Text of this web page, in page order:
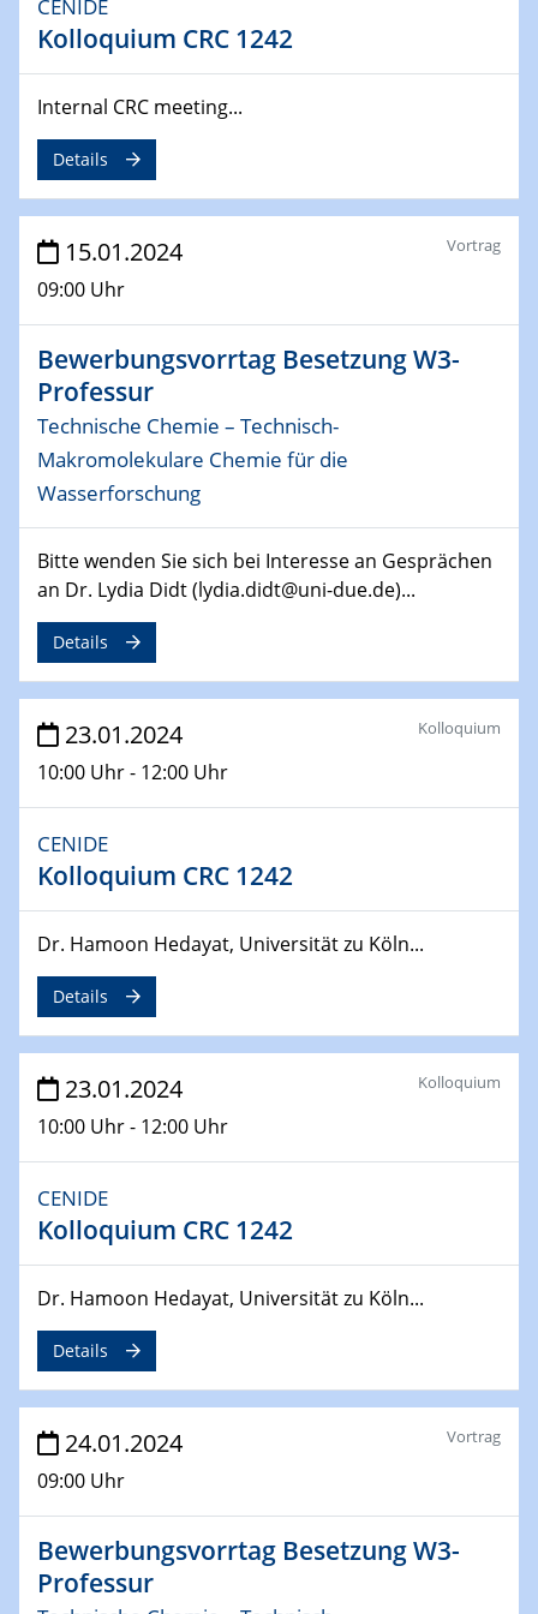
04.02.2024 - 05.02.2024
ZBT Wasserstofftage
Das Technikforum für Wirtschaft und Wissenschaft
07.02.2024
Online-Veranstaltung „Verbundprojekte in
Horizont Europa: Ein Überblick“
13.02.2024
Electrocatalysis as a Major Enabling
Technology for Decarbonization
14.02.2024
"Lhyfe - Produzent und Lieferant von
grünem und erneuerbarem Wasserstoff.
Praxisfall, Projekt Duisburg
SFB 247
Jahrestreffen
01.03.2024
Podcast-Workshop
Online-Kick-Off
06.03.2024
07.03.2024
14.03.2024
Microscope Techniques in Materials
Research
04.04.2024
Speaker: Jonathan Coleman (Trinity College Dublin)
10.04.2024 - 11.04.2024
Kooperationsseminar | Elektrolyse und
Brennstoffzellen
15.04.2024
Online Workshop
Ben Gurion University
25.04.2024
CENIDE & WIN Seminar Series on 2D-
MATURE
Speaker: Albert Dato (Harvey Mudd College)
CENIDE
Kolloquium CRC 1242
Internal CRC meeting...
Details
15.01.2024
09:00 Uhr
Vortrag
Bewerbungsvorrtag Besetzung W3-
Professur
Technische Chemie – Technisch-
Makromolekulare Chemie für die
Wasserforschung
Bitte wenden Sie sich bei Interesse an Gesprächen
an Dr. Lydia Didt (lydia.didt@uni-due.de)...
Details
23.01.2024
10:00 Uhr - 12:00 Uhr
Kolloquium
CENIDE
Kolloquium CRC 1242
Dr. Hamoon Hedayat, Universität zu Köln...
Details
23.01.2024
10:00 Uhr - 12:00 Uhr
Kolloquium
CENIDE
Kolloquium CRC 1242
Dr. Hamoon Hedayat, Universität zu Köln...
Details
24.01.2024
09:00 Uhr
Vortrag
Bewerbungsvorrtag Besetzung W3-
Professur